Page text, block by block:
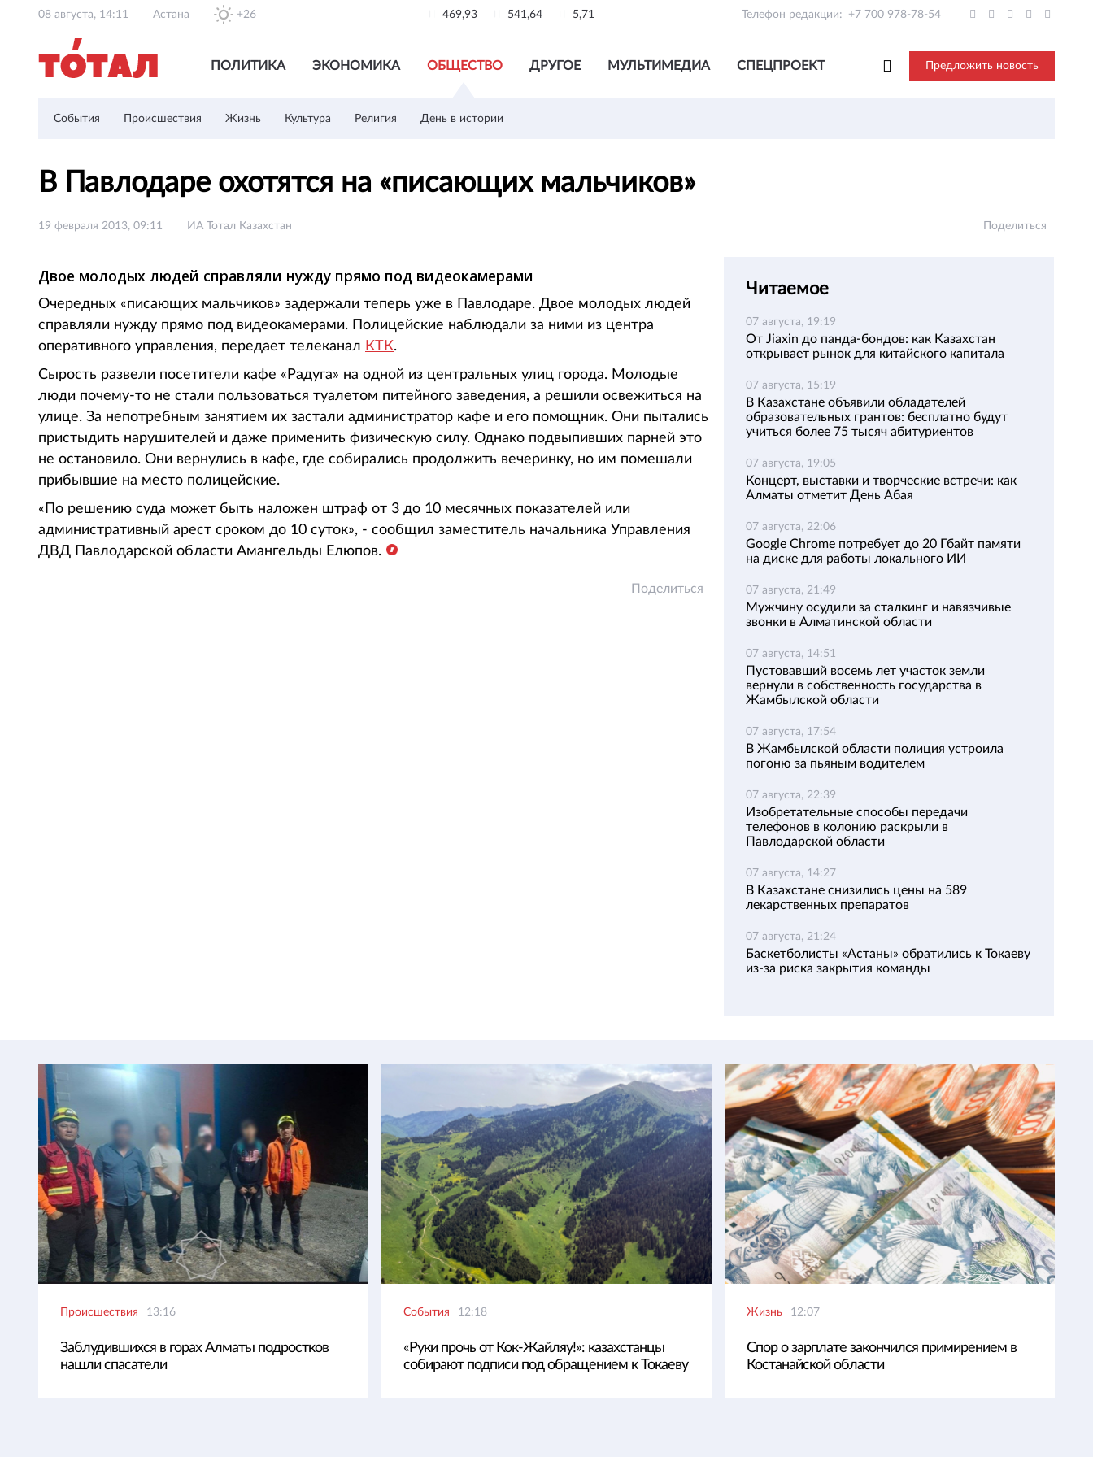
08 августа, 14:11 Астана +26 469,93 541,64 5,71 Телефон редакции: +7 700 978-78-54
ПОЛИТИКА ЭКОНОМИКА ОБЩЕСТВО ДРУГОЕ МУЛЬТИМЕДИА СПЕЦПРОЕКТ Предложить новость
События Происшествия Жизнь Культура Религия День в истории
В Павлодаре охотятся на «писающих мальчиков»
19 февраля 2013, 09:11 ИА Тотал Казахстан Поделиться
Двое молодых людей справляли нужду прямо под видеокамерами
Очередных «писающих мальчиков» задержали теперь уже в Павлодаре. Двое молодых людей
справляли нужду прямо под видеокамерами. Полицейские наблюдали за ними из центра
оперативного управления, передает телеканал КТК.
Сырость развели посетители кафе «Радуга» на одной из центральных улиц города. Молодые
люди почему-то не стали пользоваться туалетом питейного заведения, а решили освежиться на
улице. За непотребным занятием их застали администратор кафе и его помощник. Они пытались
пристыдить нарушителей и даже применить физическую силу. Однако подвыпивших парней это
не остановило. Они вернулись в кафе, где собирались продолжить вечеринку, но им помешали
прибывшие на место полицейские.
«По решению суда может быть наложен штраф от 3 до 10 месячных показателей или
административный арест сроком до 10 суток», - сообщил заместитель начальника Управления
ДВД Павлодарской области Амангельды Елюпов.
Поделиться
Читаемое
07 августа, 19:19
От Jiaxin до панда-бондов: как Казахстан
открывает рынок для китайского капитала
07 августа, 15:19
В Казахстане объявили обладателей
образовательных грантов: бесплатно будут
учиться более 75 тысяч абитуриентов
07 августа, 19:05
Концерт, выставки и творческие встречи: как
Алматы отметит День Абая
07 августа, 22:06
Google Chrome потребует до 20 Гбайт памяти
на диске для работы локального ИИ
07 августа, 21:49
Мужчину осудили за сталкинг и навязчивые
звонки в Алматинской области
07 августа, 14:51
Пустовавший восемь лет участок земли
вернули в собственность государства в
Жамбылской области
07 августа, 17:54
В Жамбылской области полиция устроила
погоню за пьяным водителем
07 августа, 22:39
Изобретательные способы передачи
телефонов в колонию раскрыли в
Павлодарской области
07 августа, 14:27
В Казахстане снизились цены на 589
лекарственных препаратов
07 августа, 21:24
Баскетболисты «Астаны» обратились к Токаеву
из-за риска закрытия команды
Происшествия 13:16
Заблудившихся в горах Алматы подростков
нашли спасатели
События 12:18
«Руки прочь от Кок-Жайляу!»: казахстанцы
собирают подписи под обращением к Токаеву
Жизнь 12:07
Спор о зарплате закончился примирением в
Костанайской области